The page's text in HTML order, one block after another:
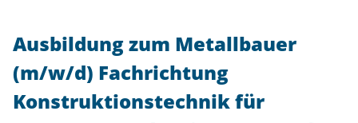
Ausbildung zum Metallbauer
(m/w/d) Fachrichtung
Konstruktionstechnik für